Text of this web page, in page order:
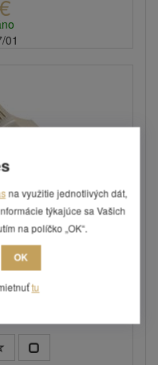
01
75 mm pre 3´´
manipulácia, kovová
na využitie jednotlivých dát,
týkajúce sa Vašich
na políčko „OK“.
OK
tu